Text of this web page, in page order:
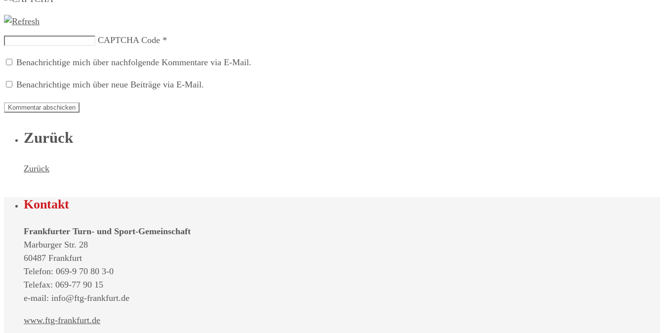
CAPTCHA Code *
Benachrichtige mich über nachfolgende Kommentare via E-Mail.
Benachrichtige mich über neue Beiträge via E-Mail.
Zurück
Zurück
Kontakt
Frankfurter Turn- und Sport-Gemeinschaft
Marburger Str. 28
60487 Frankfurt
Telefon: 069-9 70 80 3-0
Telefax: 069-77 90 15
e-mail: info@ftg-frankfurt.de
www.ftg-frankfurt.de